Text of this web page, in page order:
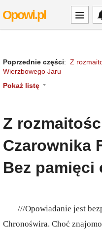
Opowi.pl
Poprzednie części: Z
Wierzbowego Jaru
Pokaż listę
Z
Czarownika
Bez pamięci
///Opowiadanie jest
Chronoświra. Choć